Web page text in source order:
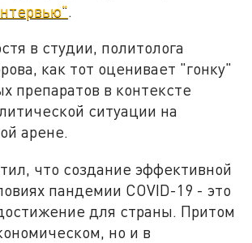
.
в студии, политолога
как тот оценивает "гонку"
препаратов в контексте
ситуации на
арене.
что создание эффективной
пандемии COVID-19 - это
для страны. Притом
но и в